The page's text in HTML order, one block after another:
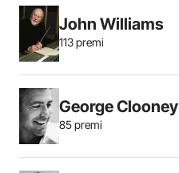
John Williams
113 premi
George Clooney
85 premi